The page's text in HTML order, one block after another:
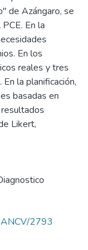
de Azángaro, se
En la
En los
reales y tres
la planificación,
basadas en
Likert,
2793